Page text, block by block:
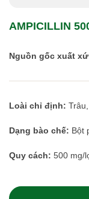
AMPICILLIN
Nguồn gốc xuất
Loài chỉ định:
Dạng bào chế: Bột
Quy cách: 500 mg/